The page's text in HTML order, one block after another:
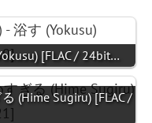
[FLAC / 24bit…
(Hime Sugiru) [FLAC /